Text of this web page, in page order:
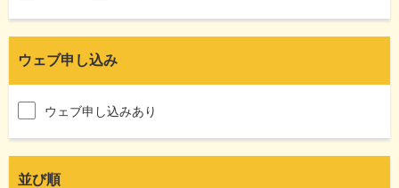
ウェブ申し込み
ウェブ申し込みあり
並び順